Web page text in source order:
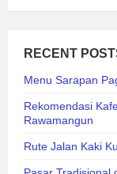
RECENT
Menu Sarapan
Rekomendasi
Rawamangun
Rute Jalan Kaki